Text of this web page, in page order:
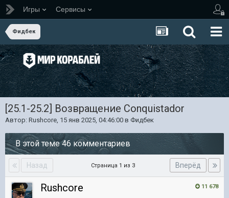
Игры Сервисы
Фидбек
[25.1-25.2] Возвращение Conquistador
Автор: Rushcore, 15 янв 2025, 04:46:00 в Фидбек
В этой теме 46 комментариев
Назад Вперёд
Страница 1 из 3
11 678
Rushcore